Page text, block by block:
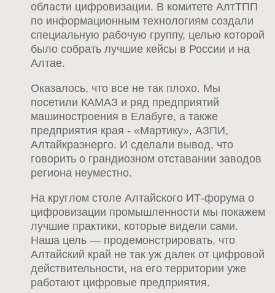
области цифровизации. В комитете АлтТПП
по информационным технологиям создали
специальную рабочую группу, целью которой
было собрать лучшие кейсы в России и на
Алтае.
Оказалось, что все не так плохо. Мы
посетили КАМАЗ и ряд предприятий
машиностроения в Елабуге, а также
предприятия края - «Мартику», АЗПИ,
Алтайкраэнерго. И сделали вывод, что
говорить о грандиозном отставании заводов
региона неуместно.
На круглом столе Алтайского ИТ-форума о
цифровизации промышленности мы покажем
лучшие практики, которые видели сами.
Наша цель — продемонстрировать, что
Алтайский край не так уж далек от цифровой
действительности, на его территории уже
работают цифровые предприятия.